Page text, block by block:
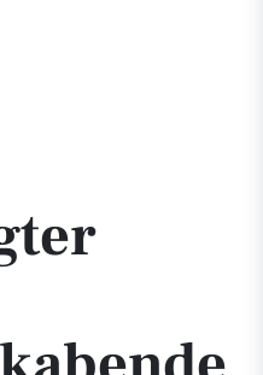
opgaver i Nordsjælland